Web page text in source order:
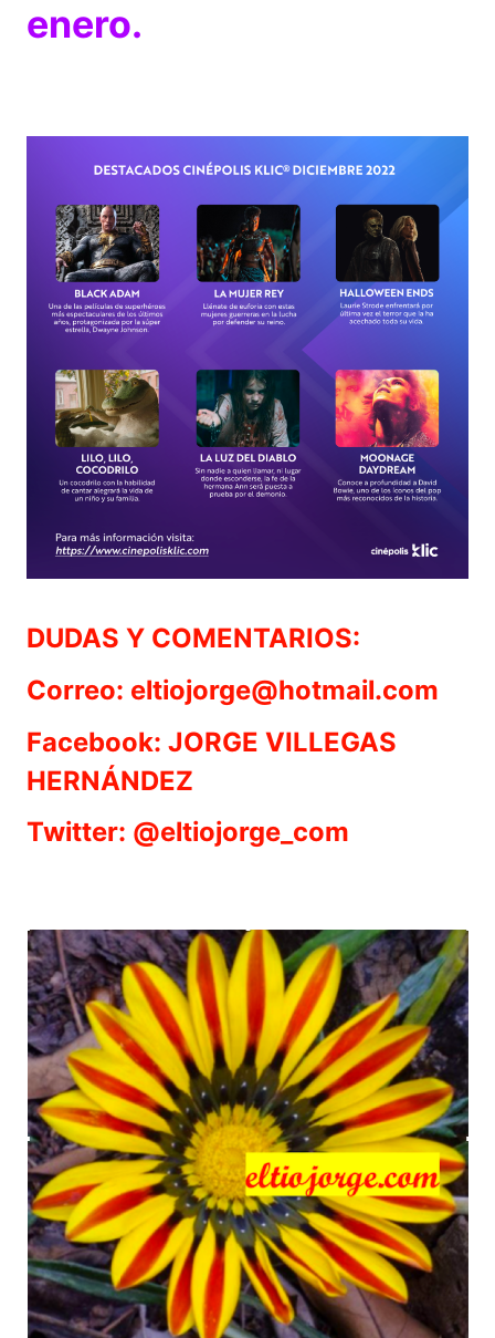
enero.
DUDAS Y COMENTARIOS:
Correo: eltiojorge@hotmail.com
Facebook: JORGE VILLEGAS
HERNÁNDEZ
Twitter: @eltiojorge_com